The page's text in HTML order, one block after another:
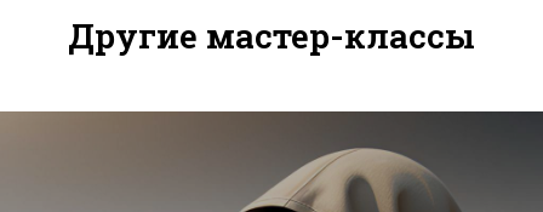
Другие мастер-классы